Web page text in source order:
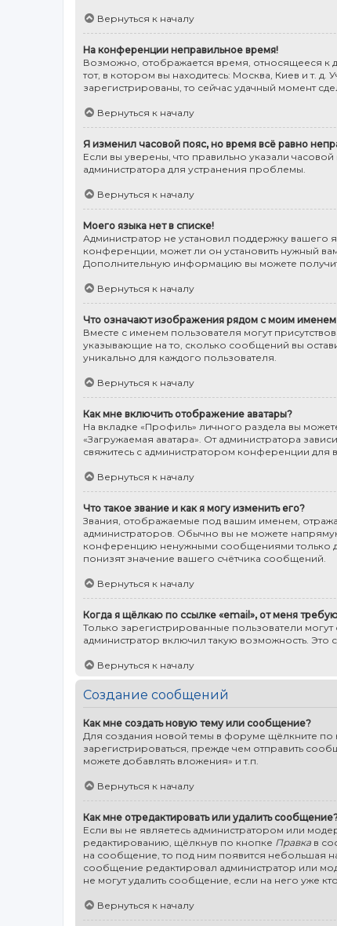
Вернуться к началу
На конференции неправильное время!
Возможно, отображается время, относящееся к
тот, в котором вы находитесь: Москва, Киев и т.
зарегистрированы, то сейчас удачный момент
Вернуться к началу
Я изменил часовой пояс, но время всё равно
Если вы уверены, что правильно указали
администратора для устранения проблемы.
Вернуться к началу
Моего языка нет в списке!
Администратор не установил поддержку вашего
конференции, может ли он установить нужный
Дополнительную информацию вы можете
Вернуться к началу
Что означают изображения рядом с моим именем
Вместе с именем пользователя могут
указывающие на то, сколько сообщений вы
уникально для каждого пользователя.
Вернуться к началу
Как мне включить отображение аватары?
На вкладке «Профиль» личного раздела вы
«Загружаемая аватара». От администратора
свяжитесь с администратором конференции для
Вернуться к началу
Что такое звание и как я могу изменить его?
Звания, отображаемые под вашим именем,
администраторов. Обычно вы не можете
конференцию ненужными сообщениями только
понизят значение вашего счётчика сообщений.
Вернуться к началу
Когда я щёлкаю по ссылке «email», от меня
Только зарегистрированные пользователи
администратор включил такую возможность.
Вернуться к началу
Создание сообщений
Как мне создать новую тему или сообщение?
Для создания новой темы в форуме щёлкните по
зарегистрироваться, прежде чем отправить
можете добавлять вложения» и т.п.
Вернуться к началу
Как мне отредактировать или удалить
Если вы не являетесь администратором или
редактированию, щёлкнув по кнопке Правка в
на сообщение, то под ним появится небольшая
сообщение редактировал администратор или
не могут удалить сообщение, если на него уже
Вернуться к началу